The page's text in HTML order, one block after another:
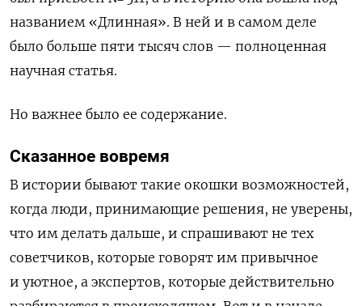
названием «Длинная». В ней и в самом деле
было больше пяти тысяч слов — полноценная
научная статья.
Но важнее было ее содержание.
Сказанное вовремя
В истории бывают такие окошки возможностей,
когда люди, принимающие решения, не уверены,
что им делать дальше, и спрашивают не тех
советчиков, которые говорят им привычное
и уютное, а экспертов, которые действительно